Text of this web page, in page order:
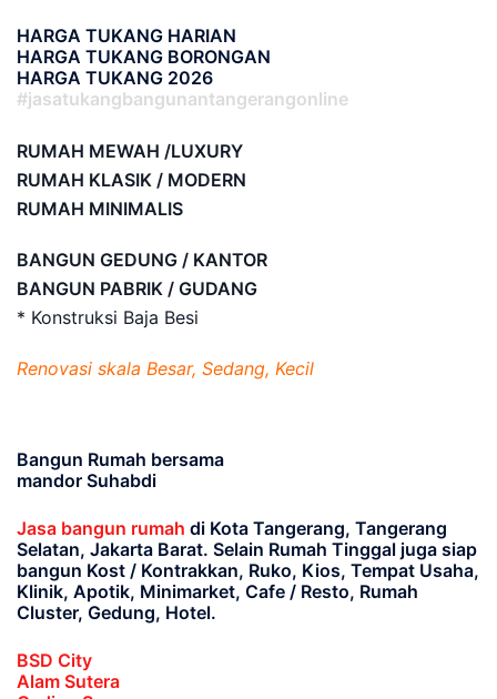
HARGA TUKANG HARIAN
HARGA TUKANG BORONGAN
HARGA TUKANG 2026
#jasatukangbangunantangerangonline
RUMAH MEWAH /LUXURY
RUMAH KLASIK / MODERN
RUMAH MINIMALIS
BANGUN GEDUNG / KANTOR
BANGUN PABRIK / GUDANG
* Konstruksi Baja Besi
Renovasi skala Besar, Sedang, Kecil
Bangun Rumah bersama
mandor Suhabdi
Jasa bangun rumah di Kota Tangerang, Tangerang
Selatan, Jakarta Barat. Selain Rumah Tinggal juga siap
bangun Kost / Kontrakkan, Ruko, Kios, Tempat Usaha,
Klinik, Apotik, Minimarket, Cafe / Resto, Rumah
Cluster, Gedung, Hotel.
BSD City
Alam Sutera